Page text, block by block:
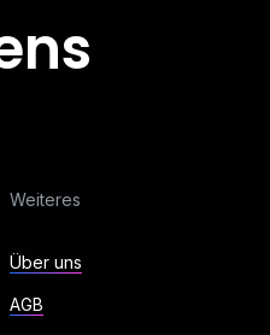
Weiteres
Über uns
AGB